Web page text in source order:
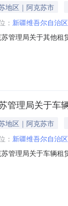
地区｜阿克苏市
： 新疆维吾尔自治
管理局关于其他
目所在行政区划编
管理局关于车
地区｜阿克苏市
： 新疆维吾尔自治
管理局关于车辆
目所在行政区划编